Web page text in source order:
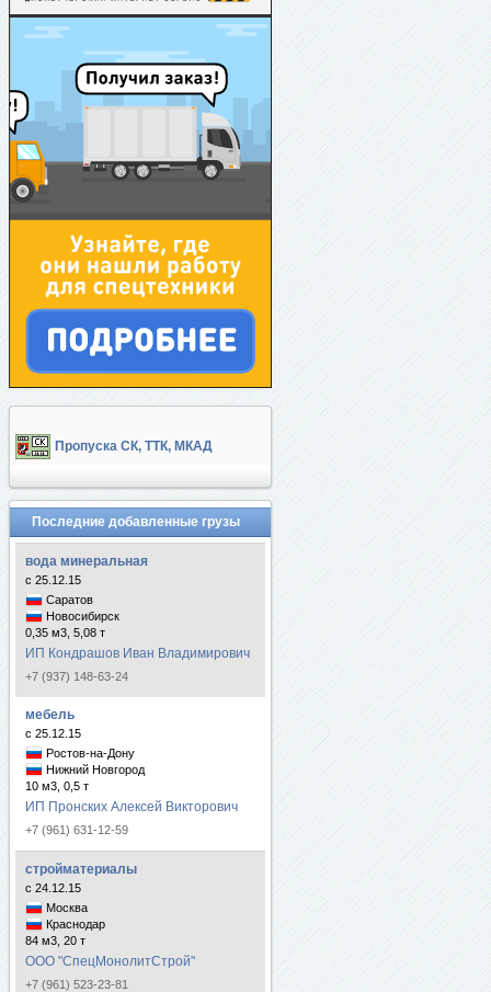
Пропуска СК, ТТК, МКАД
Последние добавленные грузы
вода минеральная
с 25.12.15
Саратов
Новосибирск
0,35 м3, 5,08 т
ИП Кондрашов Иван Владимирович
+7 (937) 148-63-24
мебель
с 25.12.15
Ростов-на-Дону
Нижний Новгород
10 м3, 0,5 т
ИП Пронских Алексей Викторович
+7 (961) 631-12-59
стройматериалы
с 24.12.15
Москва
Краснодар
84 м3, 20 т
ООО "СпецМонолитСтрой"
+7 (961) 523-23-81